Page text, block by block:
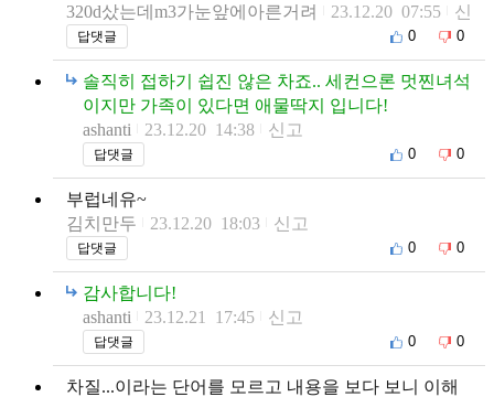
320d샀는데m3가눈앞에아른거려
23.12.20 07:55
신
고답댓글 0 0
솔직히 접하기 쉽진 않은 차죠.. 세컨으론 멋찐녀석
이지만 가족이 있다면 애물딱지 입니다!
ashanti
23.12.20 14:38 신고
답댓글 0 0
부럽네유~
김치만두
23.12.20 18:03 신고
답댓글 0 0
감사합니다!
ashanti
23.12.21 17:45 신고
답댓글 0 0
차질...이라는 단어를 모르고 내용을 보다 보니 이해